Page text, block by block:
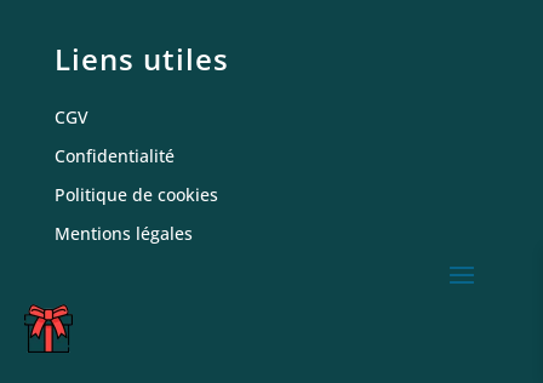
C
A
Liens utiles
CGV
Confidentialité
Politique de cookies
Mentions légales